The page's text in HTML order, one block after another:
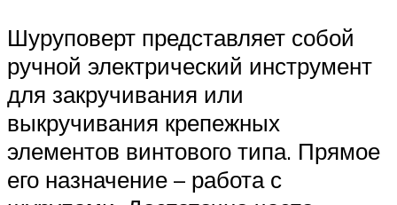
Шуруповерт представляет собой
ручной электрический инструмент
для закручивания или
выкручивания крепежных
элементов винтового типа. Прямое
его назначение – работа с